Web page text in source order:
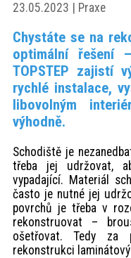
ProfiMag
Kontakt
23.05.2023 | Praxe
Chystáte se na
optimální řešení
TOPSTEP zajistí
rychlé instalace,
libovolným
výhodně.
Schodiště je
třeba jej udržovat,
vypadající. Materiál
často je nutné jej
povrchů je třeba v
rekonstruovat –
ošetřovat. Tedy za
rekonstrukci